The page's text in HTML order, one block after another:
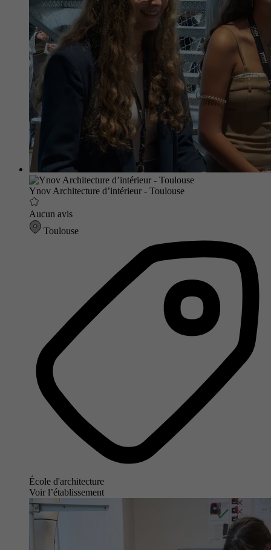
Ynov Architecture d’intérieur - Toulouse
Aucun avis
Toulouse
École d'architecture
Voir l’établissement